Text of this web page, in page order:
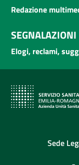
Redazione
SEGNALAZIONI
Elogi, reclami,
Sede